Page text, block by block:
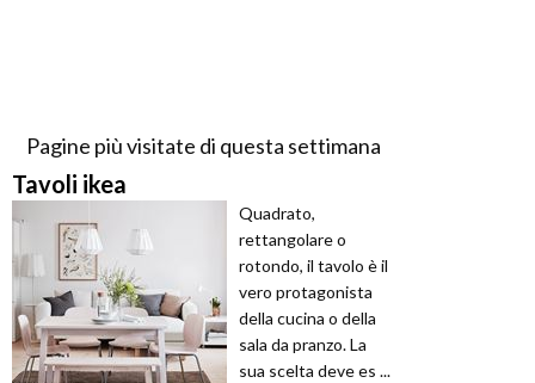
Pagine più visitate di questa settimana
Tavoli ikea
Quadrato,
rettangolare o
rotondo, il tavolo è il
vero protagonista
della cucina o della
sala da pranzo. La
sua scelta deve es ...